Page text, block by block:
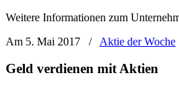
Weitere Informationen zum
Am 5. Mai 2017
/ Aktie der Woche
Geld verdienen mit Aktien